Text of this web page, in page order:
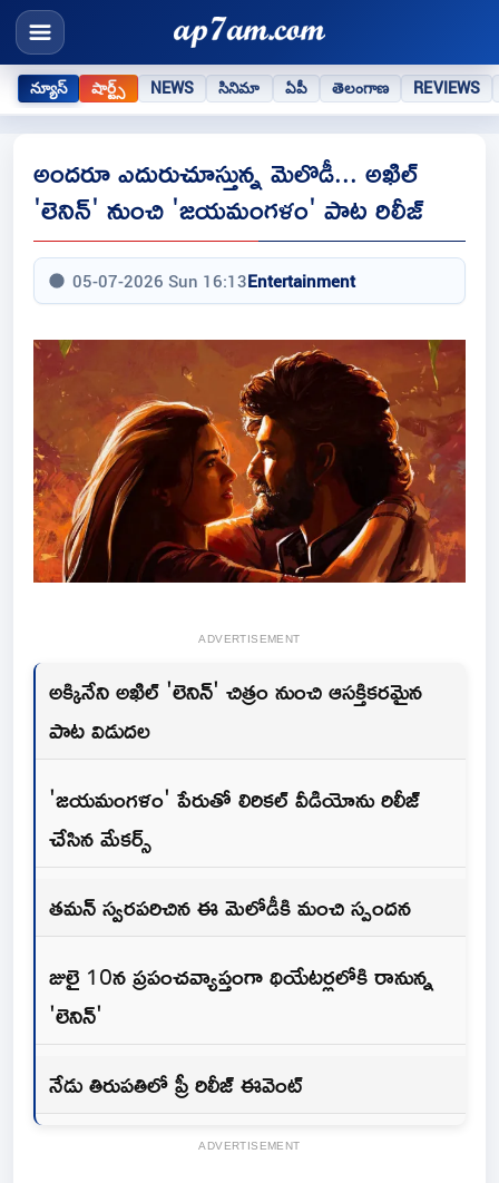
న్యూస్ షార్ట్స్ NEWS సినిమా ఏపీ తెలంగాణ REVIEWS
అందరూ ఎదురుచూస్తున్న మెలొడీ... అఖిల్
'లెనిన్' నుంచి 'జయమంగళం' పాట రిలీజ్
05-07-2026 Sun 16:13Entertainment
ADVERTISEMENT
అక్కినేని అఖిల్ 'లెనిన్' చిత్రం నుంచి ఆసక్తికరమైన
పాట విడుదల
'జయమంగళం' పేరుతో లిరికల్ వీడియోను రిలీజ్
చేసిన మేకర్స్
తమన్ స్వరపరిచిన ఈ మెలోడీకి మంచి స్పందన
జులై 10న ప్రపంచవ్యాప్తంగా థియేటర్లలోకి రానున్న
'లెనిన్'
నేడు తిరుపతిలో ప్రీ రిలీజ్ ఈవెంట్
ADVERTISEMENT